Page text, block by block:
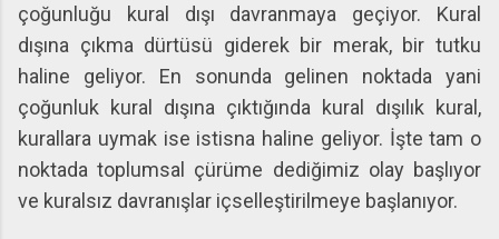
çoğunluğu kural dışı davranmaya geçiyor. Kural
dışına çıkma dürtüsü giderek bir merak, bir tutku
haline geliyor. En sonunda gelinen noktada yani
çoğunluk kural dışına çıktığında kural dışılık kural,
kurallara uymak ise istisna haline geliyor. İşte tam o
noktada toplumsal çürüme dediğimiz olay başlıyor
ve kuralsız davranışlar içselleştirilmeye başlanıyor.